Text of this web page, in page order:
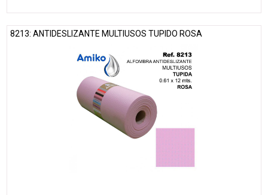
8213: ANTIDESLIZANTE MULTIUSOS TUPIDO ROSA